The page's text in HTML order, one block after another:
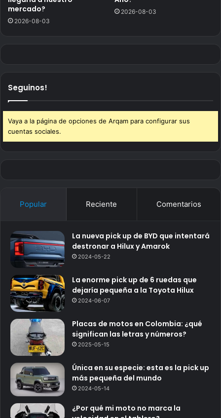
mercado?
2026-08-03
2026-08-03
Seguinos!
Vaya a la página de opciones de Arqam para configurar sus
cuentas sociales.
Popular Reciente Comentarios
La nueva pick up de BYD que intentará
destronar a Hilux y Amarok
2024-05-22
La enorme pick up de 6 ruedas que
dejaría pequeña a la Toyota Hilux
2024-06-07
Placas de motos en Colombia: ¿qué
significan las letras y números?
2025-05-15
Única en su especie: esta es la pick up
más pequeña del mundo
2024-05-14
¿Por qué mi moto no marca la